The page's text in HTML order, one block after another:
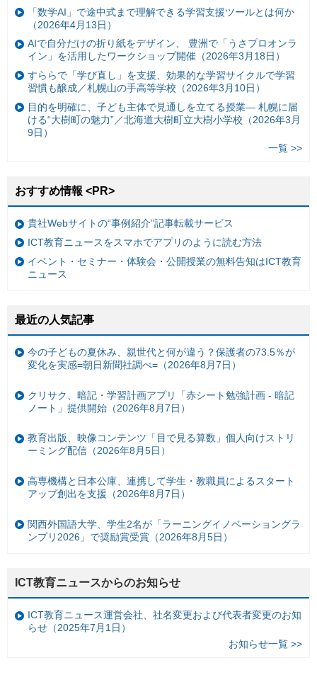
「数学AI」で途中式まで理解できる学習支援ツールとは何か
（2026年4月13日）
AIで自分だけの折り紙をデザイン、 豊洲で「うさプロオンラ
イン」を活用したワークショップ開催（2026年3月18日）
すららで「学び直し」を支援、効果的な学習サイクルで学習
習慣も醸成／札幌山の手高等学校（2026年3月10日）
目的を明確に、子ども主体で見通しを立てる授業— 札幌に届
ける“大樹町の魅力”／北海道大樹町立大樹小学校（2026年3月
9日）
一覧 >>
おすすめ情報 <PR>
貴社Webサイトの“事例紹介”記事転載サービス
ICT教育ニュースをスマホでアプリのように読む方法
イベント・セミナー・体験会・公開授業の無料告知はICT教育
ニュース
最近の人気記事
今の子どもの夏休み、親世代と何が違う？保護者の73.5％が
変化を実感=朝日新聞社調べ=（2026年8月7日）
クリサク、暗記・学習計画アプリ「赤シート勉強計画 - 暗記
ノート」提供開始（2026年8月7日）
教育出版、映像コンテンツ「目で見る算数」個人向けストリ
ーミング配信（2026年8月5日）
高専機構と日本公庫、連携して学生・教職員によるスタート
アップ創出を支援（2026年8月7日）
関西外国語大学、学生2名が「ラーニングイノベーショングラ
ンプリ2026」で奨励賞受賞（2026年8月5日）
ICT教育ニュースからのお知らせ
ICT教育ニュース運営会社、社名変更および代表者変更のお知
らせ（2025年7月1日）
お知らせ一覧 >>